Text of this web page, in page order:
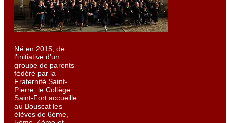
Né en 2015, de
l’initiative d’un
groupe de parents
fédéré par la
Fraternité Saint-
Pierre, le Collège
Saint-Fort accueille
au Bouscat les
élèves de 6ème,